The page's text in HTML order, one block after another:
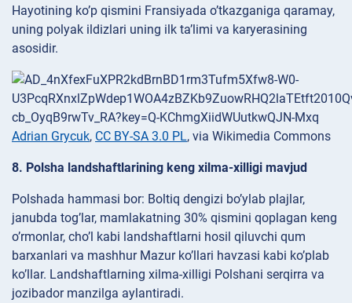
Hayotining ko’p qismini Fransiyada o’tkazganiga qaramay,
uning polyak ildizlari uning ilk ta’limi va karyerasining
asosidir.
Adrian Grycuk, CC BY-SA 3.0 PL, via Wikimedia Commons
8. Polsha landshaftlarining keng xilma-xilligi mavjud
Polshada hammasi bor: Boltiq dengizi bo’ylab plajlar,
janubda tog’lar, mamlakatning 30% qismini qoplagan keng
o’rmonlar, cho’l kabi landshaftlarni hosil qiluvchi qum
barxanlari va mashhur Mazur ko’llari havzasi kabi ko’plab
ko’llar. Landshaftlarning xilma-xilligi Polshani serqirra va
jozibador manzilga aylantiradi.